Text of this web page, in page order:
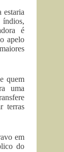
estaria
é
apelo
quem
uma
terras
em
do